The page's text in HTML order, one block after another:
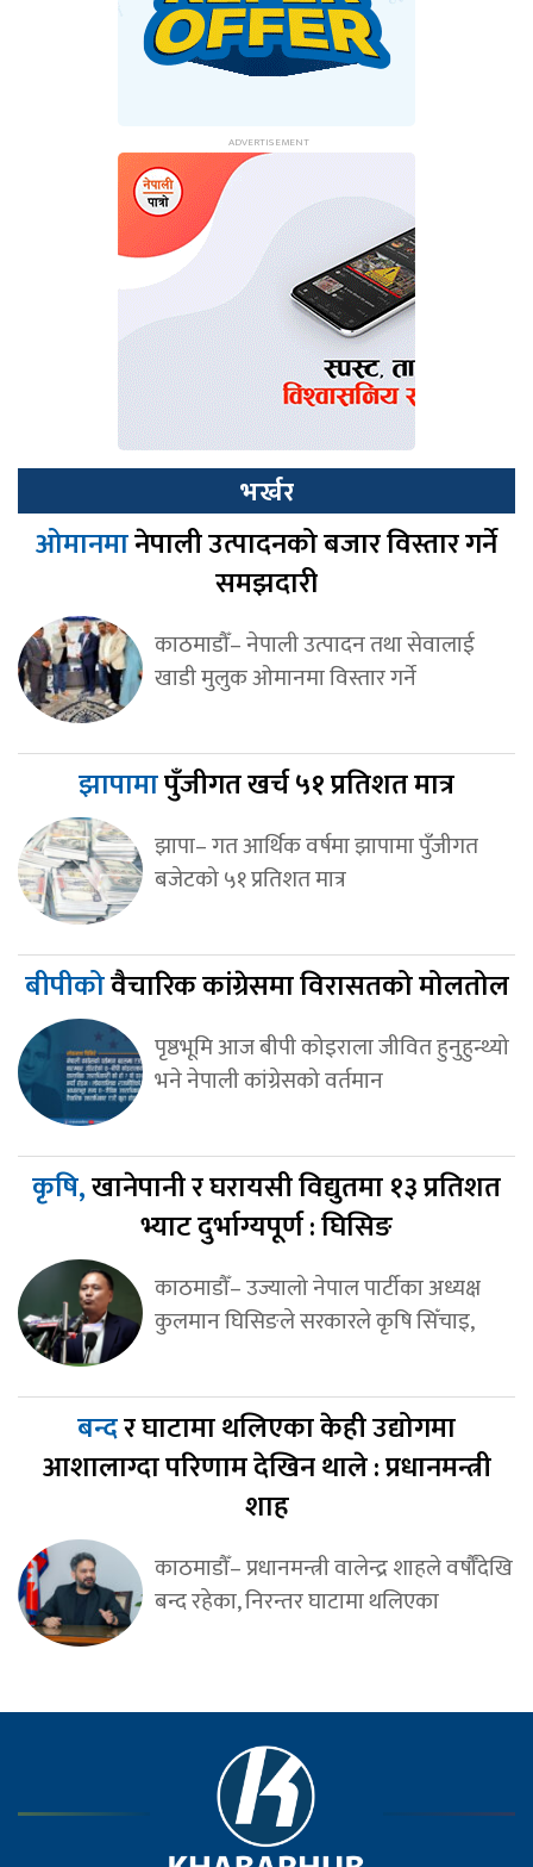
भर्खर
ओमानमानेपाली उत्पादनको बजार विस्तार गर्ने
समझदारी
काठमाडौँ– नेपाली उत्पादन तथा सेवालाई
खाडी मुलुक ओमानमा विस्तार गर्ने
झापामापुँजीगत खर्च ५१ प्रतिशत मात्र
झापा– गत आर्थिक वर्षमा झापामा पुँजीगत
बजेटको ५१ प्रतिशत मात्र
बीपीकोवैचारिक कांग्रेसमा विरासतको मोलतोल
पृष्ठभूमि आज बीपी कोइराला जीवित हुनुहुन्थ्यो
भने नेपाली कांग्रेसको वर्तमान
कृषि,खानेपानी र घरायसी विद्युतमा १३ प्रतिशत
भ्याट दुर्भाग्यपूर्ण : घिसिङ
काठमाडौँ– उज्यालो नेपाल पार्टीका अध्यक्ष
कुलमान घिसिङले सरकारले कृषि सिँचाइ,
बन्दर घाटामा थलिएका केही उद्योगमा
आशालाग्दा परिणाम देखिन थाले : प्रधानमन्त्री
शाह
काठमाडौँ– प्रधानमन्त्री वालेन्द्र शाहले वर्षौँदेखि
बन्द रहेका, निरन्तर घाटामा थलिएका